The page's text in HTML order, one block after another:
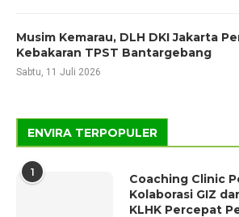
Musim Kemarau, DLH DKI Jakarta
Kebakaran TPST Bantargebang
Sabtu, 11 Juli 2026
ENVIRA TERPOPULER
1
Coaching Clinic
Kolaborasi GIZ
KLHK Percepat